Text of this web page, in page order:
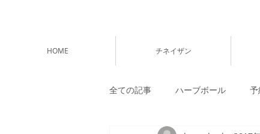
HOME チネイザン
全ての記事 ハーブボール 予